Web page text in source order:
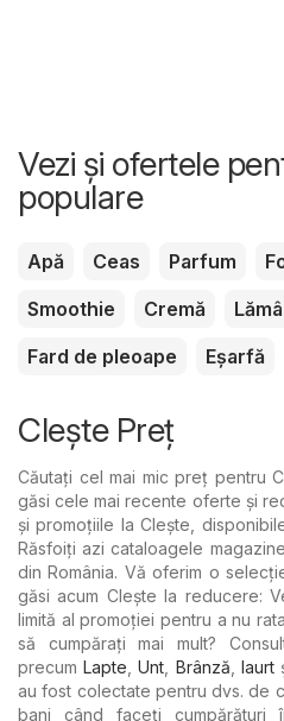
Vezi și ofertele
populare
Apă Ceas Parfum
Smoothie
Cremă
Fard de pleoape
Eșarfă
Clește Preț
Căutați cel mai mic preț pentru
găsi cele mai recente oferte și
și promoțiile la Clește,
Răsfoiți azi cataloagele
din România. Vă oferim o
găsi acum Clește la reducere:
limită al promoției pentru a nu
să cumpărați mai mult?
precumLapte ,Unt Brânză Iaurt
au fost colectate pentru dvs. de
bani când faceți cumpărături